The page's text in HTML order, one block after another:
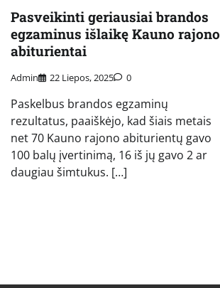
Pasveikinti geriausiai brandos
egzaminus išlaikę Kauno rajono
abiturientai
Admin 22 Liepos, 2025 0
Paskelbus brandos egzaminų
rezultatus, paaiškėjo, kad šiais metais
net 70 Kauno rajono abiturientų gavo
100 balų įvertinimą, 16 iš jų gavo 2 ar
daugiau šimtukus. […]